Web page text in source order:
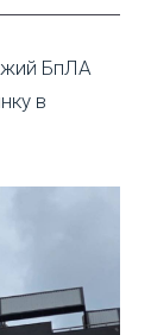
БпЛА
в